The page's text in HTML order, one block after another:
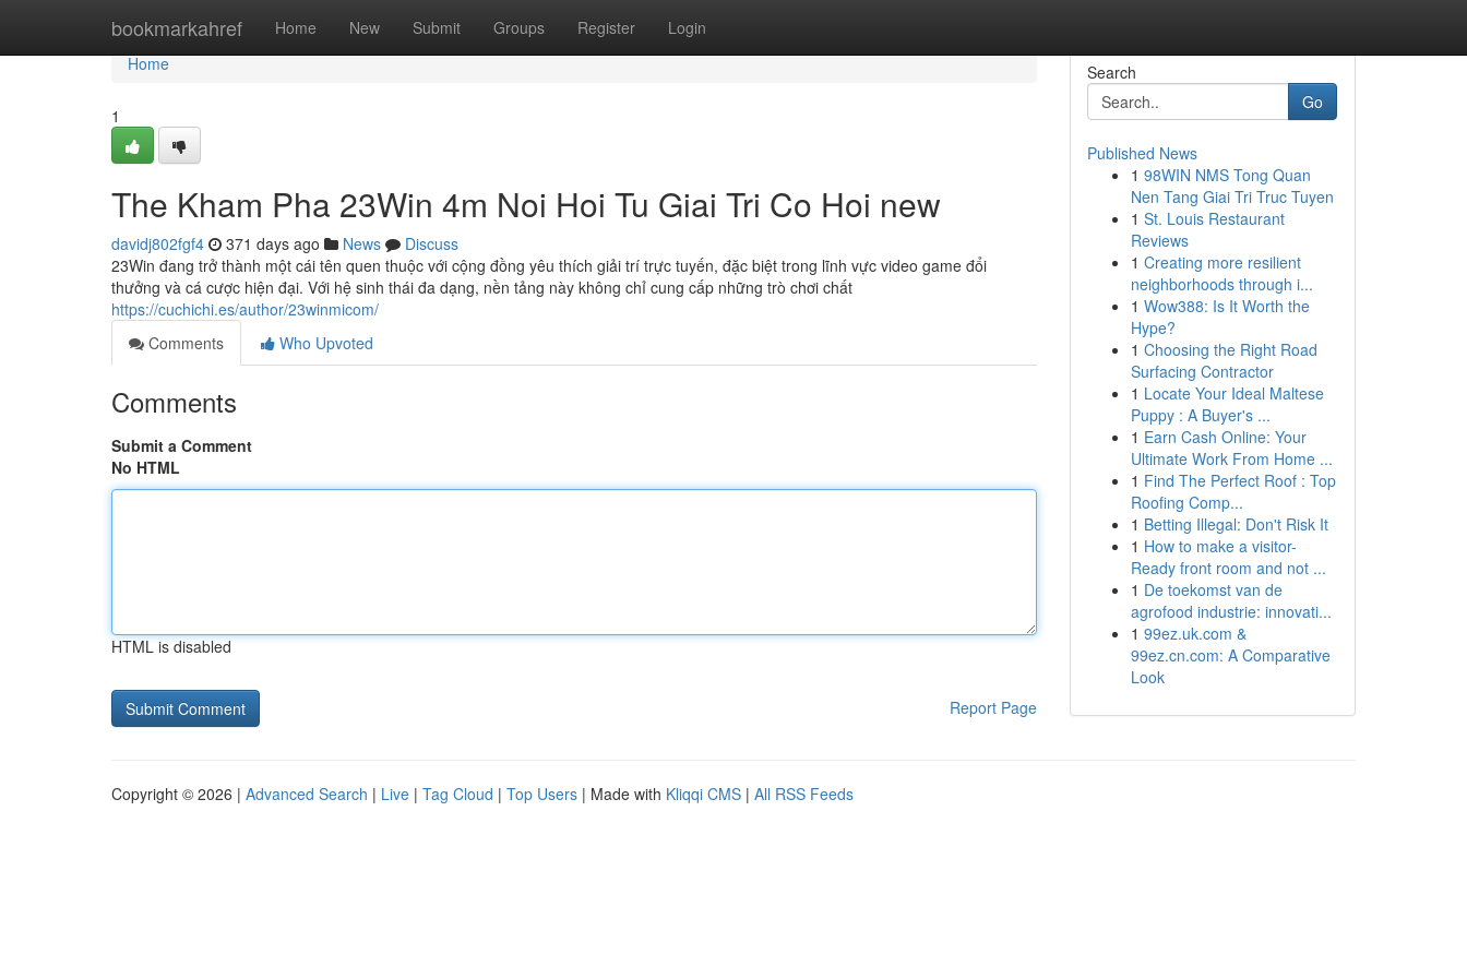
bookmarkahref Home New Submit Groups Register Login
Home
Home
1
The Kham Pha 23Win 4m Noi Hoi Tu Giai Tri Co Hoi new
davidj802fgf4 371 days ago News
Discuss
23Win đang trở thành một cái tên quen thuộc với cộng đồng yêu thích giải trí trực tuyến, đặc biệt trong lĩnh vực video game đổi
thưởng và cá cược hiện đại. Với hệ sinh thái đa dạng, nền tảng này không chỉ cung cấp những trò chơi chất
https://cuchichi.es/author/23winmicom/
Comments
Who Upvoted
Comments
Submit a Comment
No HTML
HTML is disabled
Report Page
Search
Go
Published News
1 98WIN NMS Tong Quan
Nen Tang Giai Tri Truc Tuyen
1 St. Louis Restaurant
Reviews
1 Creating more resilient
neighborhoods through i...
1 Wow388: Is It Worth the
Hype?
1 Choosing the Right Road
Surfacing Contractor
1 Locate Your Ideal Maltese
Puppy : A Buyer's ...
1 Earn Cash Online: Your
Ultimate Work From Home ...
1 Find The Perfect Roof : Top
Roofing Comp...
1 Betting Illegal: Don't Risk It
1 How to make a visitor-
Ready front room and not ...
1 De toekomst van de
agrofood industrie: innovati...
1 99ez.uk.com &
99ez.cn.com: A Comparative
Look
Copyright © 2026 | Advanced Search | Live | Tag Cloud | Top Users | Made with Kliqqi CMS | All RSS Feeds